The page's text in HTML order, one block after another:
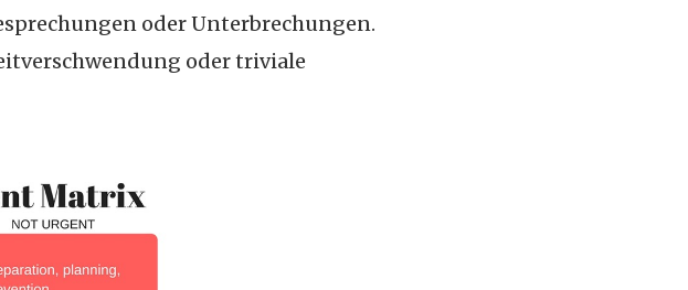
oder Unterbrechungen.
oder triviale